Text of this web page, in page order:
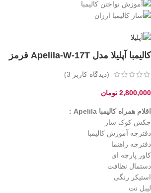
کالیمبا آپلیلا مدل Apelila-W-17T قرمز
(دیدگاه کاربر 3
)
2,800,000 تومان
اقلام همراه کالیمبا Apelila :
چکش کوک ساز
دفترچه آموزش کالیمبا
دفترچه راهنما
کاور پارچه ای
دستمال نظافت
استیکر رنگی
لیبل نت